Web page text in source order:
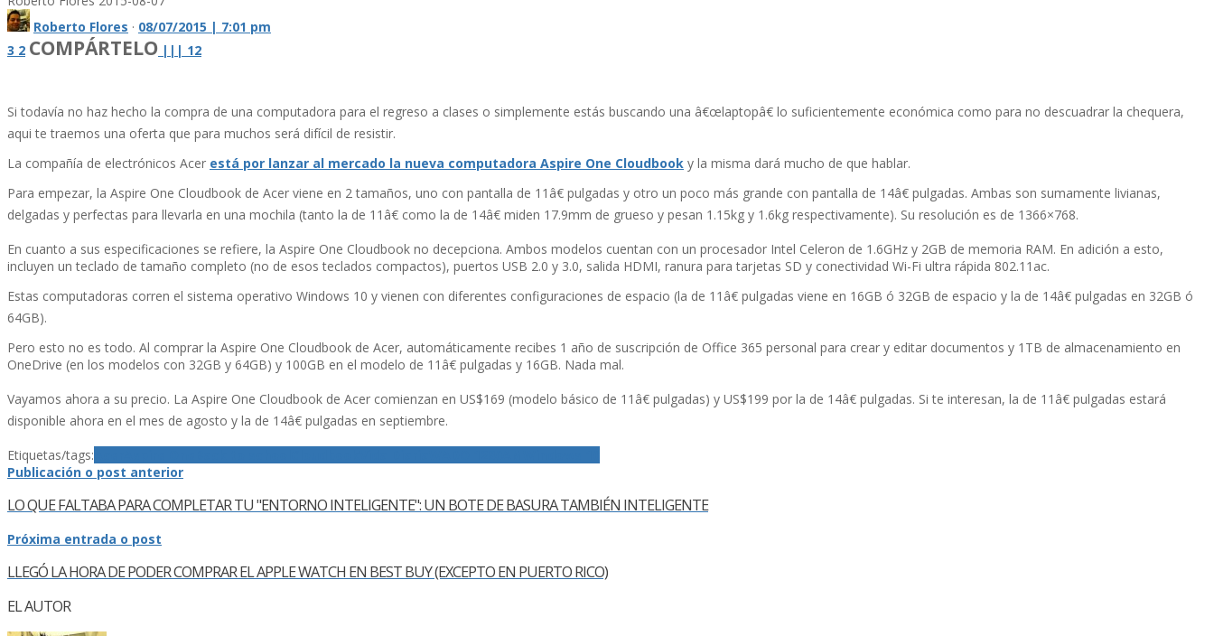
Roberto Flores · 08/07/2015 | 7:01 pm
3 2 COMPÁRTELO | | | 12
Si todaví­a no haz hecho la compra de una computadora para el regreso a clases o simplemente estás buscando una â€œlaptopâ€ lo suficientemente económica como para no descuadrar la chequera,
aqui te traemos una oferta que para muchos será difí­cil de resistir.
La compañí­a de electrónicos Acer está por lanzar al mercado la nueva computadora Aspire One Cloudbook y la misma dará mucho de que hablar.
Para empezar, la Aspire One Cloudbook de Acer viene en 2 tamaños, uno con pantalla de 11â€ pulgadas y otro un poco más grande con pantalla de 14â€ pulgadas. Ambas son sumamente livianas,
delgadas y perfectas para llevarla en una mochila (tanto la de 11â€ como la de 14â€ miden 17.9mm de grueso y pesan 1.15kg y 1.6kg respectivamente). Su resolución es de 1366×768.
En cuanto a sus especificaciones se refiere, la Aspire One Cloudbook no decepciona. Ambos modelos cuentan con un procesador Intel Celeron de 1.6GHz y 2GB de memoria RAM. En adición a esto,
incluyen un teclado de tamaño completo (no de esos teclados compactos), puertos USB 2.0 y 3.0, salida HDMI, ranura para tarjetas SD y conectividad Wi-Fi ultra rápida 802.11ac.
Estas computadoras corren el sistema operativo Windows 10 y vienen con diferentes configuraciones de espacio (la de 11â€ pulgadas viene en 16GB ó 32GB de espacio y la de 14â€ pulgadas en 32GB ó
64GB).
Pero esto no es todo. Al comprar la Aspire One Cloudbook de Acer, automáticamente recibes 1 año de suscripción de Office 365 personal para crear y editar documentos y 1TB de almacenamiento en
OneDrive (en los modelos con 32GB y 64GB) y 100GB en el modelo de 11â€ pulgadas y 16GB. Nada mal.
Vayamos ahora a su precio. La Aspire One Cloudbook de Acer comienzan en US$169 (modelo básico de 11â€ pulgadas) y US$199 por la de 14â€ pulgadas. Si te interesan, la de 11â€ pulgadas estará
disponible ahora en el mes de agosto y la de 14â€ pulgadas en septiembre.
Etiquetas/tags:
Publicación o post anterior
LO QUE FALTABA PARA COMPLETAR TU "ENTORNO INTELIGENTE": UN BOTE DE BASURA TAMBIÉN INTELIGENTE
Próxima entrada o post
LLEGÓ LA HORA DE PODER COMPRAR EL APPLE WATCH EN BEST BUY (EXCEPTO EN PUERTO RICO)
EL AUTOR